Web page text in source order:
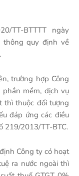
TT-BTTTT ngày
thông quy định về
trường hợp Công
mềm, dịch vụ
thì thuộc đối tượng
đáp ứng các điều
219/2013/TT-BTC.
Công ty có hoạt
ra nước ngoài thì